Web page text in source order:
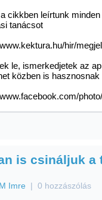
cikkben leírtunk
tanácsot
hir/
le, ismerkedjetek az
közben is hasznosnak
is csináljuk a
M Imre | 0 hozzászólás